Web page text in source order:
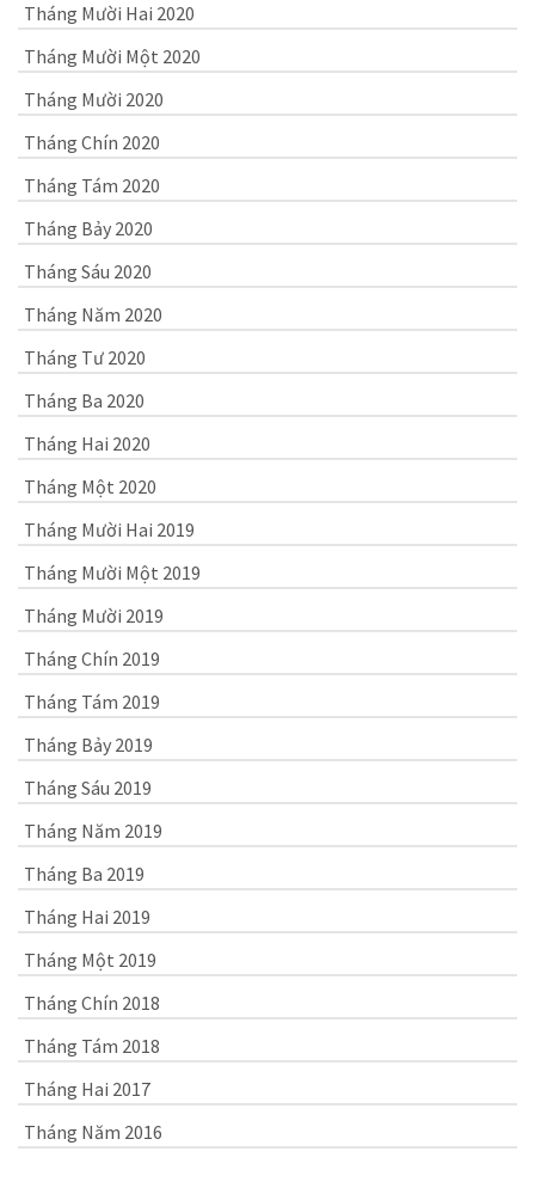
Tháng Mười Hai 2020
Tháng Mười Một 2020
Tháng Mười 2020
Tháng Chín 2020
Tháng Tám 2020
Tháng Bảy 2020
Tháng Sáu 2020
Tháng Năm 2020
Tháng Tư 2020
Tháng Ba 2020
Tháng Hai 2020
Tháng Một 2020
Tháng Mười Hai 2019
Tháng Mười Một 2019
Tháng Mười 2019
Tháng Chín 2019
Tháng Tám 2019
Tháng Bảy 2019
Tháng Sáu 2019
Tháng Năm 2019
Tháng Ba 2019
Tháng Hai 2019
Tháng Một 2019
Tháng Chín 2018
Tháng Tám 2018
Tháng Hai 2017
Tháng Năm 2016